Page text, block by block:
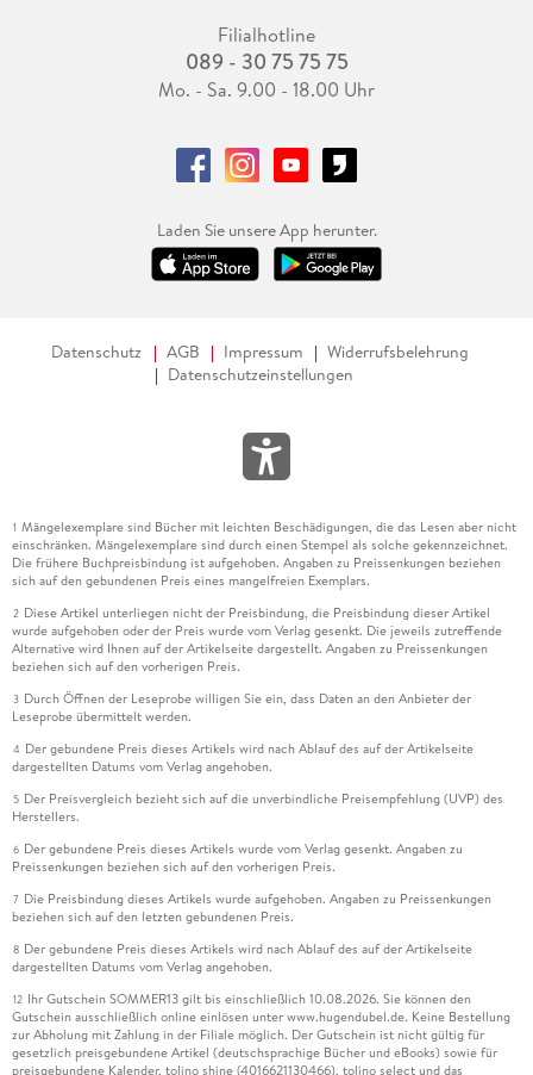
Filialhotline
089 - 30 75 75 75
Mo. - Sa. 9.00 - 18.00 Uhr
Laden Sie unsere App herunter.
Datenschutz AGB Impressum
Widerrufsbelehrung
Datenschutzeinstellungen
1 Mängelexemplare sind Bücher mit leichten Beschädigungen, die das Lesen aber nicht
einschränken. Mängelexemplare sind durch einen Stempel als solche gekennzeichnet.
Die frühere Buchpreisbindung ist aufgehoben. Angaben zu Preissenkungen beziehen
sich auf den gebundenen Preis eines mangelfreien Exemplars.
2 Diese Artikel unterliegen nicht der Preisbindung, die Preisbindung dieser Artikel
wurde aufgehoben oder der Preis wurde vom Verlag gesenkt. Die jeweils zutreffende
Alternative wird Ihnen auf der Artikelseite dargestellt. Angaben zu Preissenkungen
beziehen sich auf den vorherigen Preis.
3 Durch Öffnen der Leseprobe willigen Sie ein, dass Daten an den Anbieter der
Leseprobe übermittelt werden.
4 Der gebundene Preis dieses Artikels wird nach Ablauf des auf der Artikelseite
dargestellten Datums vom Verlag angehoben.
5 Der Preisvergleich bezieht sich auf die unverbindliche Preisempfehlung (UVP) des
Herstellers.
6 Der gebundene Preis dieses Artikels wurde vom Verlag gesenkt. Angaben zu
Preissenkungen beziehen sich auf den vorherigen Preis.
7 Die Preisbindung dieses Artikels wurde aufgehoben. Angaben zu Preissenkungen
beziehen sich auf den letzten gebundenen Preis.
8 Der gebundene Preis dieses Artikels wird nach Ablauf des auf der Artikelseite
dargestellten Datums vom Verlag angehoben.
12 Ihr Gutschein SOMMER13 gilt bis einschließlich 10.08.2026. Sie können den
Gutschein ausschließlich online einlösen unter www.hugendubel.de. Keine Bestellung
zur Abholung mit Zahlung in der Filiale möglich. Der Gutschein ist nicht gültig für
gesetzlich preisgebundene Artikel (deutschsprachige Bücher und eBooks) sowie für
preisgebundene Kalender, tolino shine (4016621130466), tolino select und das